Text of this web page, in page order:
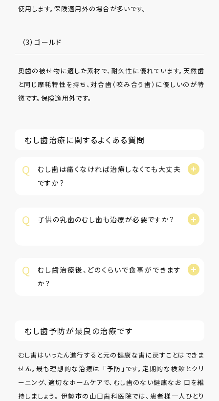
使用します。保険適用外の場合が多いです。
（3）ゴールド
奥歯の被せ物に適した素材で、耐久性に優れています。天然歯
と同じ摩耗特性を持ち、対合歯（咬み合う歯）に優しいのが特
徴です。保険適用外です。
むし歯治療に関するよくある質問
Q
むし歯は痛くなければ治療しなくても大丈夫
ですか？
Q 子供の乳歯のむし歯も治療が必要ですか？
Q
むし歯治療後、どのくらいで食事ができます
か？
むし歯予防が最良の治療です
むし歯はいったん進行すると元の健康な歯に戻すことはできま
せん。最も理想的な治療は 「予防」です。定期的な検診とクリ
ーニング、適切なホームケアで、むし歯のない健康なお 口を維
持しましょう。 伊勢市の山口歯科医院では、患者様一人ひとり